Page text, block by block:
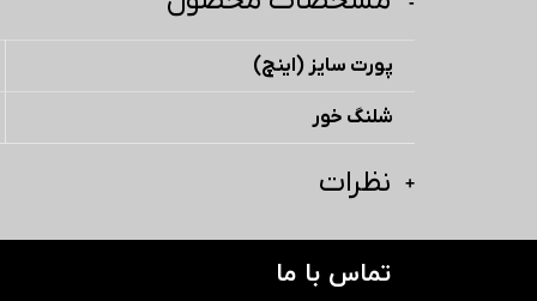
پورت سایز (اینچ)
شلنگ خور
نظرات
تماس با ما